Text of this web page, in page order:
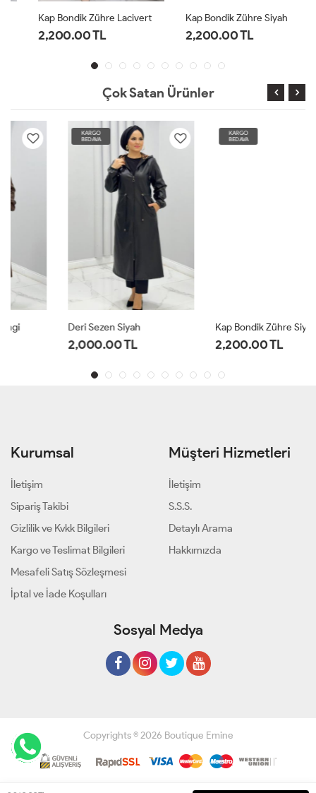
Kap Bondik Zühre Lacivert
2,200.00 TL
Kap Bondik Zühre Siyah
2,200.00 TL
Çok Satan Ürünler
KARGO
BEDAVA
Deri Sezen Siyah
2,000.00 TL
KARGO
BEDAVA
Kap Bondik Zühre Siyah
2,200.00 TL
Kurumsal
İletişim
Sipariş Takibi
Gizlilik ve Kvkk Bilgileri
Kargo ve Teslimat Bilgileri
Mesafeli Satış Sözleşmesi
İptal ve İade Koşulları
Müşteri Hizmetleri
İletişim
S.S.S.
Detaylı Arama
Hakkımızda
Sosyal Medya
Copyrights © 2026 Boutique Emine